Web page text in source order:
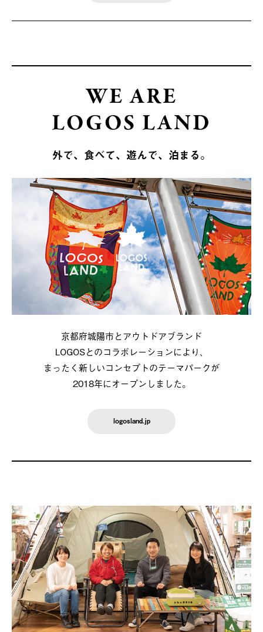
WE ARE
LOGOS LAND
外で、食べて、遊んで、泊まる。
京都府城陽市とアウトドアブランド
LOGOSとのコラボレーションにより、
まったく新しいコンセプトのテーマパークが
2018年にオープンしました。
logosland.jp